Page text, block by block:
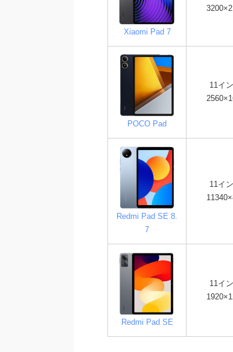
Xiaomi Pad 7
POCO Pad
11イ
Redmi Pad SE 8.
7
11イ
Redmi Pad SE
11イ